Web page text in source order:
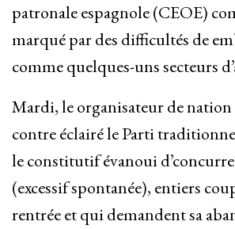
patronale espagnole (CEOE)
marqué par des difficultés de
comme quelques-uns secteurs
Mardi, le organisateur de nation
contre éclairé le Parti
le constitutif évanoui
(excessif spontanée), entiers
rentrée et qui demandent sa